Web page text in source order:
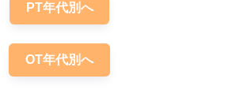
【PT/OT/共通】運動学習ついての問題
「まとめ・解説」
PT年代別へ
OT年代別へ